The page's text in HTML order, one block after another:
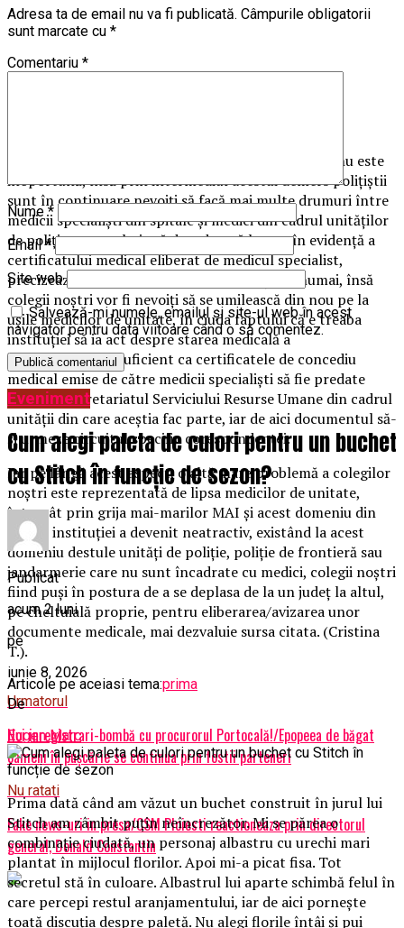
Dorința specialiștilor din cadrul Direcției Medicale nu este
inoportună, însă prin intermediul acestui demers polițiștii
sunt în continuare nevoiți să facă mai multe drumuri între
medicii specialiști din spitale și medici din cadrul unităților
de poliție care trebuie să dovedească luarea în evidență a
certificatului medical eliberat de medicul specialist,
precizeaza cei de la sindicatul Europol. Și nu numai, însă
colegii noștri vor fi nevoiți să se umilească din nou pe la
ușile medicilor de unitate, în ciuda faptului că e treaba
instituției să ia act despre starea medicală a
angajaților, fiind suficient ca certificatele de concediu
medical emise de către medicii specialiști să fie predate
direct la secretariatul Serviciului Resurse Umane din cadrul
unității din care aceștia fac parte, iar de aici documentul să-
și urmeze circuitul specific corespondenței.
Iar pe lângă acest aspect, o altă mare problemă a colegilor
noștri este reprezentată de lipsa medicilor de unitate,
întrucât prin grija mai-marilor MAI și acest domeniu din
cadrul instituției a devenit neatractiv, existând la acest
domeniu destule unități de poliție, poliție de frontieră sau
jandarmerie care nu sunt încadrate cu medici, colegii noștri
fiind puși în postura de a se deplasa de la un județ la altul,
pe cheltuială proprie, pentru eliberarea/avizarea unor
documente medicale, mai dezvaluie sursa citata. (Cristina
T.).
Articole pe aceiasi tema:prima
Urmatorul
Noi inregistrari-bombă cu procurorul Portocală!/Epopeea de băgat
oameni în pușcărie se continua prin fostii parteneri
Nu ratati
Fake news-uri in presa/CSM Ploiesti reactioneaza prin directorul
general, Donald Constantin
Adresa ta de email nu va fi publicată. Câmpurile obligatorii
sunt marcate cu *
Comentariu *
Nume*
Email*
Site web
Salvează-mi numele, emailul și site-ul web în acest
navigator pentru data viitoare când o să comentez.
Eveniment
Cum alegi paleta de culori pentru un buchet
cu Stitch în funcție de sezon?
Publicat
acum 2 luni
pe
iunie 8, 2026
De
Eugen Marc
Prima dată când am văzut un buchet construit în jurul lui
Stitch am zâmbit puțin neîncrezător. Mi se părea o
combinație ciudată, un personaj albastru cu urechi mari
plantat în mijlocul florilor. Apoi mi-a picat fisa. Tot
secretul stă în culoare. Albastrul lui aparte schimbă felul în
care percepi restul aranjamentului, iar de aici pornește
toată discuția despre paletă. Nu alegi florile întâi și pui